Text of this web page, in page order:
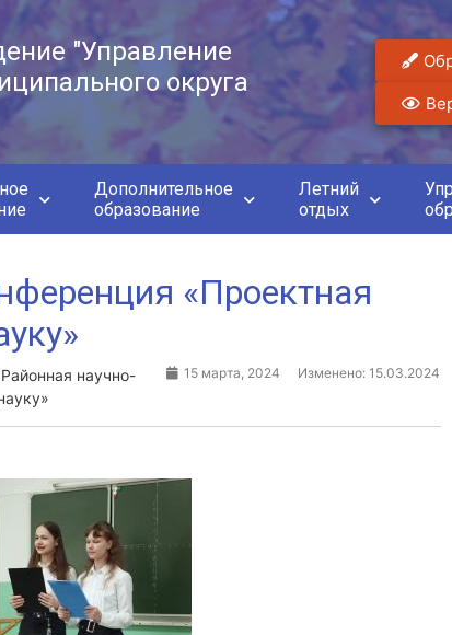
"Управление
округа
Дополнительное
образование
Летний
отдых
«Проектная
Районная научно-
15 марта, 2024 Изменено: 15.03.2024